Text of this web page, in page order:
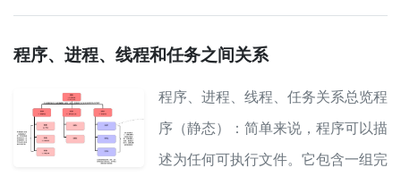
程序、进程、线程和任务之间关系
程序、进程、线程、任务关系总览程
序（静态）：简单来说，程序可以描
述为任何可执行文件。它包含一组完